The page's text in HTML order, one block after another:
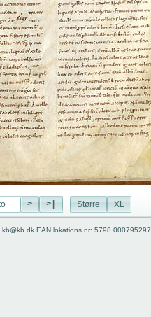
> >| Større XL
EAN lokations nr: 5798 000795297